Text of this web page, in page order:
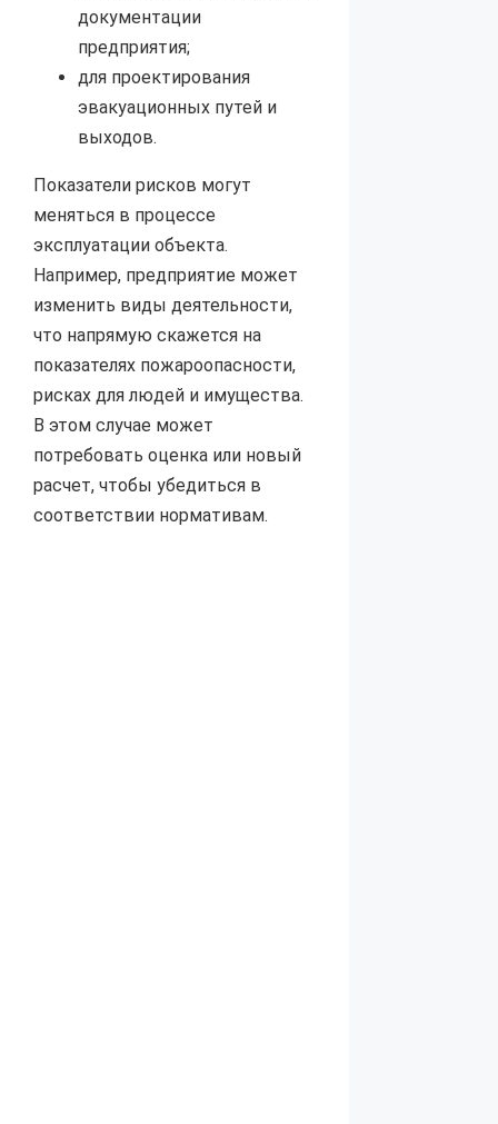
документации
предприятия;
для проектирования
эвакуационных путей и
выходов.
Показатели рисков могут
меняться в процессе
эксплуатации объекта.
Например, предприятие может
изменить виды деятельности,
что напрямую скажется на
показателях пожароопасности,
рисках для людей и имущества.
В этом случае может
потребовать оценка или новый
расчет, чтобы убедиться в
соответствии нормативам.